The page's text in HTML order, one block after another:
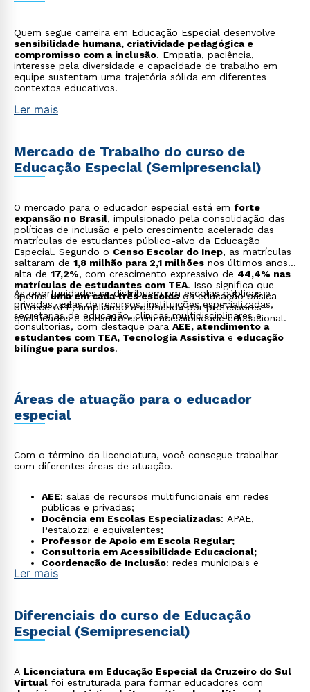
Quem segue carreira em Educação Especial desenvolve
sensibilidade humana, criatividade pedagógica e
compromisso com a inclusão. Empatia, paciência,
interesse pela diversidade e capacidade de trabalho em
equipe sustentam uma trajetória sólida em diferentes
contextos educativos.
Ler mais
Mercado de Trabalho do curso de
Educação Especial (Semipresencial)
O mercado para o educador especial está em forte
expansão no Brasil, impulsionado pela consolidação das
políticas de inclusão e pelo crescimento acelerado das
matrículas de estudantes público-alvo da Educação
Especial. Segundo o Censo Escolar do Inep, as matrículas
saltaram de 1,8 milhão para 2,1 milhões nos últimos anos,
alta de 17,2%, com crescimento expressivo de 44,4% nas
matrículas de estudantes com TEA. Isso significa que
apenasuma em cada três escolasda educação básica
oferece AEE, ampliando a demanda por professores
qualificados e consultores em acessibilidade educacional.
As oportunidades se distribuem em escolas públicas e
privadas, salas de recursos, instituições especializadas,
secretarias de educação, clínicas multidisciplinares e
consultorias, com destaque para AEE, atendimento a
estudantes com TEA, Tecnologia Assistivae educação
bilíngue para surdos.
Áreas de atuação para o educador
especial
Com o término da licenciatura, você consegue trabalhar
com diferentes áreas de atuação.
AEE: salas de recursos multifuncionais em redes
públicas e privadas;
Docência em Escolas Especializadas: APAE,
Pestalozzi e equivalentes;
Professor de Apoio em Escola Regular;
Consultoria em Acessibilidade Educacional;
Coordenação de Inclusão: redes municipais e
estaduais;
Produção de Materiais Pedagógicos Adaptados;
Políticas Públicas Educacionais;
Docência e Pesquisa acadêmica.
Ler mais
Diferenciais do curso de Educação
Especial (Semipresencial)
A Licenciatura em Educação Especial da Cruzeiro do Sul
Virtual foi estruturada para formar educadores com